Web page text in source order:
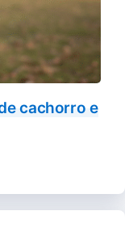
cachorro e